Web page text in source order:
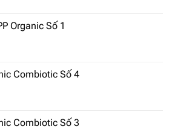
Organic Số 1
Combiotic Số 4
Combiotic Số 3